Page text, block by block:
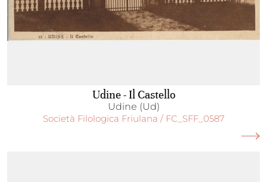
Udine - Il Castello
Udine (Ud)
Società Filologica Friulana / FC_SFF_0587